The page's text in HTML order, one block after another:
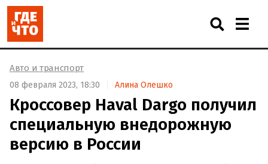
Авто и транспорт
08 февраля 2023, 18:30 Алина Олешко
Кроссовер Haval Dargo получил
специальную внедорожную
версию в России